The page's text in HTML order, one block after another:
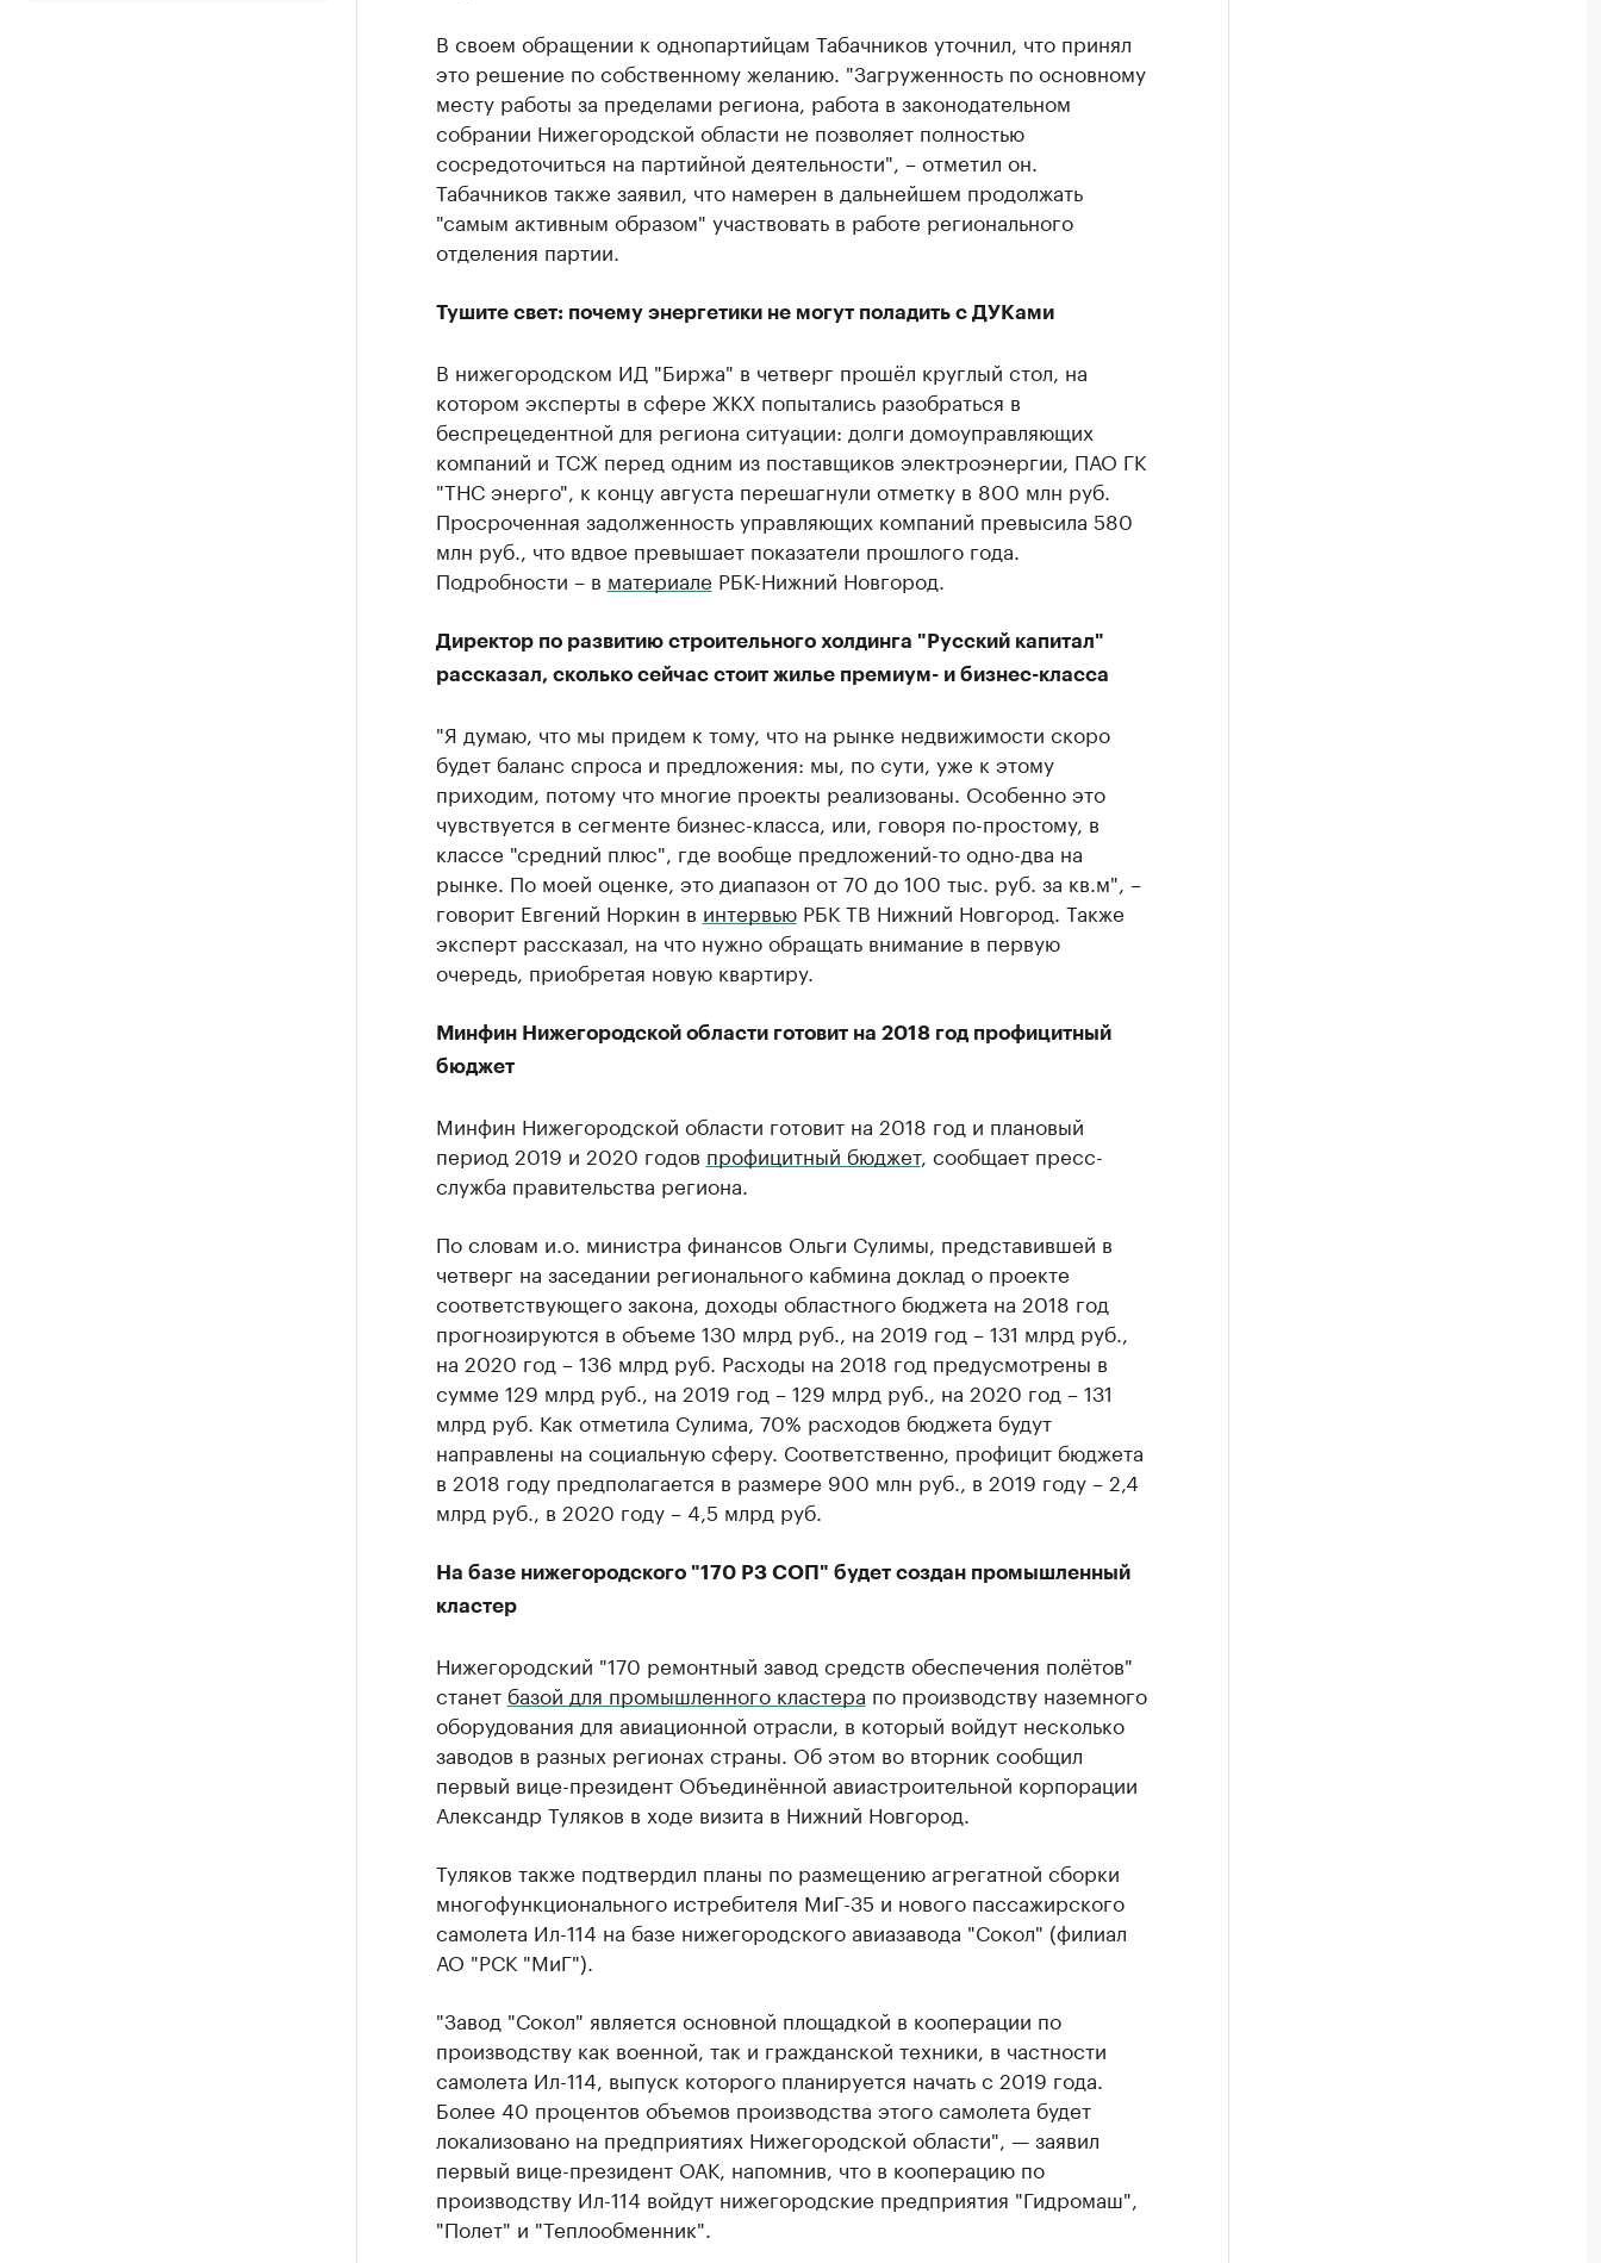
В своем обращении к однопартийцам Табачников уточнил, что принял
это решение по собственному желанию. "Загруженность по основному
месту работы за пределами региона, работа в законодательном
собрании Нижегородской области не позволяет полностью
сосредоточиться на партийной деятельности", – отметил он.
Табачников также заявил, что намерен в дальнейшем продолжать
"самым активным образом" участвовать в работе регионального
отделения партии.
Тушите свет: почему энергетики не могут поладить с ДУКами
В нижегородском ИД "Биржа" в четверг прошёл круглый стол, на
котором эксперты в сфере ЖКХ попытались разобраться в
беспрецедентной для региона ситуации: долги домоуправляющих
компаний и ТСЖ перед одним из поставщиков электроэнергии, ПАО ГК
"ТНС энерго", к концу августа перешагнули отметку в 800 млн руб.
Просроченная задолженность управляющих компаний превысила 580
млн руб., что вдвое превышает показатели прошлого года.
Подробности – в материале РБК-Нижний Новгород.
Директор по развитию строительного холдинга "Русский капитал"
рассказал, сколько сейчас стоит жилье премиум- и бизнес-класса
"Я думаю, что мы придем к тому, что на рынке недвижимости скоро
будет баланс спроса и предложения: мы, по сути, уже к этому
приходим, потому что многие проекты реализованы. Особенно это
чувствуется в сегменте бизнес-класса, или, говоря по-простому, в
классе "средний плюс", где вообще предложений-то одно-два на
рынке. По моей оценке, это диапазон от 70 до 100 тыс. руб. за кв.м", –
говорит Евгений Норкин в интервьюРБК ТВ Нижний Новгород. Также
эксперт рассказал, на что нужно обращать внимание в первую
очередь, приобретая новую квартиру.
Минфин Нижегородской области готовит на 2018 год профицитный
бюджет
Минфин Нижегородской области готовит на 2018 год и плановый
период 2019 и 2020 годов профицитный бюджет, сообщает пресс-
служба правительства региона.
По словам и.о. министра финансов Ольги Сулимы, представившей в
четверг на заседании регионального кабмина доклад о проекте
соответствующего закона, доходы областного бюджета на 2018 год
прогнозируются в объеме 130 млрд руб., на 2019 год – 131 млрд руб.,
на 2020 год – 136 млрд руб. Расходы на 2018 год предусмотрены в
сумме 129 млрд руб., на 2019 год – 129 млрд руб., на 2020 год – 131
млрд руб. Как отметила Сулима, 70% расходов бюджета будут
направлены на социальную сферу. Соответственно, профицит бюджета
в 2018 году предполагается в размере 900 млн руб., в 2019 году – 2,4
млрд руб., в 2020 году – 4,5 млрд руб.
На базе нижегородского "170 РЗ СОП" будет создан промышленный
кластер
Нижегородский "170 ремонтный завод средств обеспечения полётов"
станет базой для промышленного кластера по производству наземного
оборудования для авиационной отрасли, в который войдут несколько
заводов в разных регионах страны. Об этом во вторник сообщил
первый вице-президент Объединённой авиастроительной корпорации
Александр Туляков в ходе визита в Нижний Новгород.
Туляков также подтвердил планы по размещению агрегатной сборки
многофункционального истребителя МиГ-35 и нового пассажирского
самолета Ил-114 на базе нижегородского авиазавода "Сокол" (филиал
АО "РСК "МиГ").
"Завод "Сокол" является основной площадкой в кооперации по
производству как военной, так и гражданской техники, в частности
самолета Ил-114, выпуск которого планируется начать с 2019 года.
Более 40 процентов объемов производства этого самолета будет
локализовано на предприятиях Нижегородской области", — заявил
первый вице-президент ОАК, напомнив, что в кооперацию по
производству Ил-114 войдут нижегородские предприятия "Гидромаш",
"Полет" и "Теплообменник".